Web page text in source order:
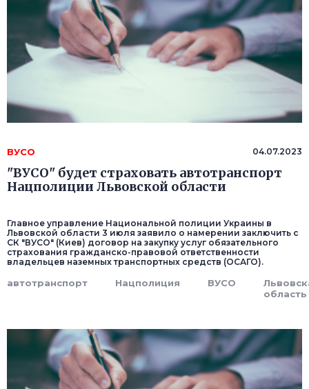
ВУСО 04.07.2023
"ВУСО" будет страховать автотранспорт
Нацполиции Львовской области
Главное управление Национальной полиции Украины в
Львовской области 3 июля заявило о намерении заключить с
СК "ВУСО" (Киев) договор на закупку услуг обязательного
страхования гражданско-правовой ответственности
владельцев наземных транспортных средств (ОСАГО).
автотранспорт Нацполиция ВУСО
область